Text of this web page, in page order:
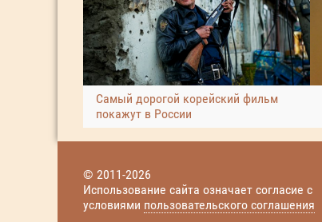
Самый дорогой корейский фильм
покажут в России
© 2011-2026
Использование сайта означает согласие с
условиями пользовательского соглашения